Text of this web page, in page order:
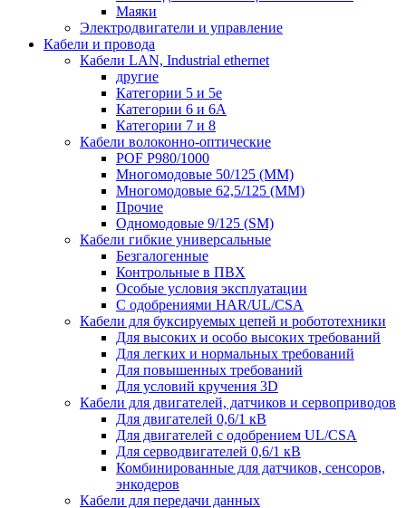
Маяки
Электродвигатели и управление
Кабели и провода
Кабели LAN, Industrial ethernet
другие
Категории 5 и 5е
Категории 6 и 6A
Категории 7 и 8
Кабели волоконно-оптические
POF P980/1000
Многомодовые 50/125 (ММ)
Многомодовые 62,5/125 (ММ)
Прочие
Одномодовые 9/125 (SM)
Кабели гибкие универсальные
Безгалогенные
Контрольные в ПВХ
Особые условия эксплуатации
С одобрениями HAR/UL/CSA
Кабели для буксируемых цепей и робототехники
Для высоких и особо высоких требований
Для легких и нормальных требований
Для повышенных требований
Для условий кручения 3D
Кабели для двигателей, датчиков и сервоприводов
Для двигателей 0,6/1 кВ
Для двигателей с одобрением UL/CSA
Для серводвигателей 0,6/1 кВ
Комбинированные для датчиков, cенсоров,
энкодеров
Кабели для передачи данных